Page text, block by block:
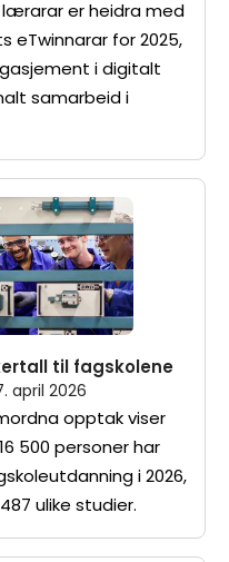
lærarar er heidra med
eTwinnarar for 2025,
i digitalt
samarbeid i
til fagskolene
april 2026
opptak viser
500 personer har
i 2026,
ulike studier.